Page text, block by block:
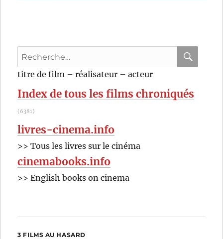
George
Recherche
pour
:
titre de film – réalisateur – acteur
Index de tous les films chroniqués
(6381)
livres-cinema.info
>> Tous les livres sur le cinéma
cinemabooks.info
>> English books on cinema
3 FILMS AU HASARD